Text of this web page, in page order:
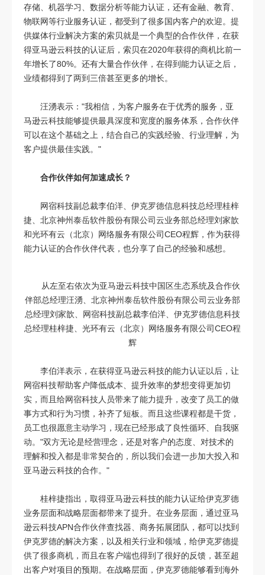
存储、机器学习、数据分析等能力认证，还有金融、教育、
物联网等行业服务认证，都受到了很多国内客户的欢迎。提
供媒体行业解决方案的索贝就是一个典型的合作伙伴，在获
得亚马逊云科技的认证后，索贝在2020年获得的商机比前一
年增长了80%。还有大量合作伙伴，在得到能力认证之后，
业绩都得到了两到三倍甚至更多的增长。
汪湧表示："我相信，为客户服务在于优秀的服务，亚
马逊云科技能够提供最具深度和宽度的服务体系，合作伙伴
可以在这个基础之上，结合自己的实践经验、行业理解，为
客户提供最佳实践。"
合作伙伴如何加速成长？
网宿科技副总裁李伯洋、伊克罗德信息科技总经理桂梓
捷、北京神州泰岳软件股份有限公司云业务部总经理刘家歆
和光环有云（北京）网络服务有限公司CEO程辉，作为获得
能力认证的合作伙伴代表，也分享了自己的经验和感想。
从左至右依次为亚马逊云科技中国区生态系统及合作伙
伴部总经理汪湧、北京神州泰岳软件股份有限公司云业务部
总经理刘家歆、网宿科技副总裁李伯洋、伊克罗德信息科技
总经理桂梓捷、光环有云（北京）网络服务有限公司CEO程
辉
李伯洋表示，在获得亚马逊云科技的能力认证以后，让
网宿科技帮助客户降低成本、提升效率的梦想变得更加切
实，而且给网宿科技人员带来了能力提升，改变了员工的做
事方式和行为习惯，补齐了短板。而且这些课程都是干货，
员工也很愿意主动学习，现在已经形成了良性循环、自我驱
动。"双方无论是经营理念，还是对客户的态度、对技术的
理解和投入都是非常契合的，所以我们会进一步加大投入和
亚马逊云科技的合作。"
桂梓捷指出，取得亚马逊云科技的能力认证给伊克罗德
业务层面和战略层面都带来了提升。在业务层面，通过亚马
逊云科技APN合作伙伴查找器、商务拓展团队，都可以找到
伊克罗德的解决方案，以及相关行业和领域，给伊克罗德提
供了很多商机，而且在客户端也得到了很好的反馈，甚至超
出客户对项目的预期。在战略层面，伊克罗德能够看到海外